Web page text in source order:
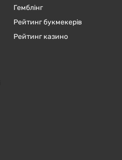
Гемблінг
Рейтинг букмекерів
Рейтинг казино